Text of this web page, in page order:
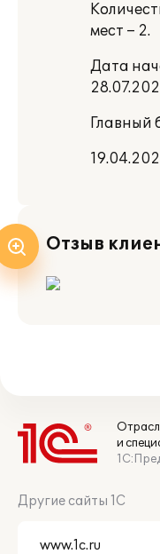
мест – 2.
Дата
Главный
Отзыв
и
Другие сайты 1С